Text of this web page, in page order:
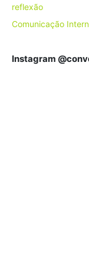
reflexão
Comunicação
Instagram